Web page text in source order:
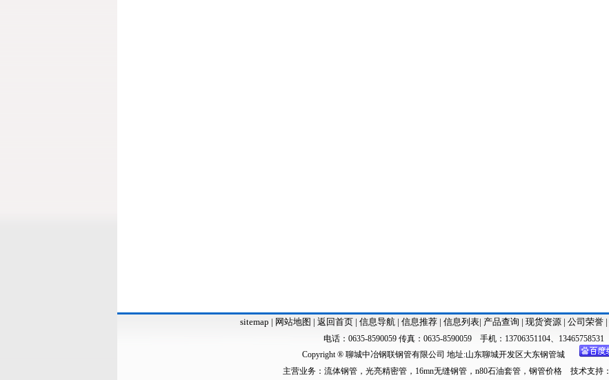
sitemap | 网站地图 | 返回首页| 信息导航| 信息推荐| 信息列表| 产品查询 | 现货资源 | 公司荣誉 |
电话：0635-8590059 传真：0635-8590059 手机：13706351104、13465758531
Copyright ® 聊城中冶钢联钢管有限公司 地址:山东聊城开发区大东钢管城
主营业务： 流体钢管， 光亮精密管， 16mn无缝钢管， n80石油套管， 钢管价格 技术支持：